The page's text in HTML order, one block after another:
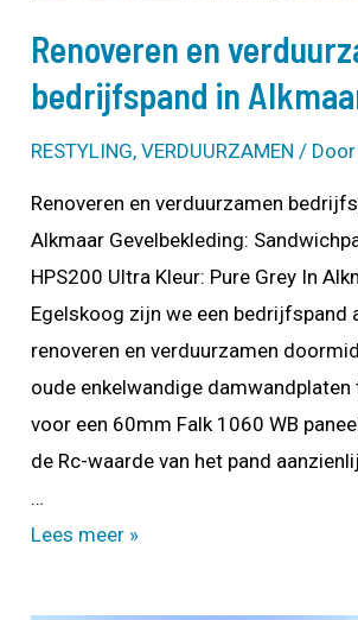
Renoveren en
bedrijfspand in
RESTYLING,VERDUURZAMEN / Door
Renoveren en verduurzamen
Alkmaar Gevelbekleding:
HPS200 Ultra Kleur: Pure Grey In
Egelskoog zijn we een bedrijfspand
renoveren en verduurzamen
oude enkelwandige damwandplaten
voor een 60mm Falk 1060 WB
de Rc-waarde van het pand
…
Renoveren
Lees meer »